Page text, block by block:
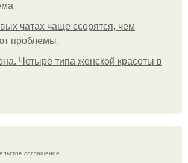
чатах чаще ссорятся, чем
проблемы.
Четыре типа женской красоты в
соглашение